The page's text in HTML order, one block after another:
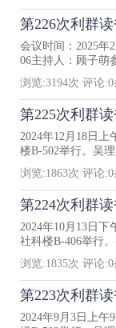
第226次利群
会议时间：2025年
06主持人：顾子萌
浏览:3194次 评论:0
第225次利群
2024年12月18日上
楼B-502举行。吴
浏览:1863次 评论:0
第224次利群
2024年10月13日下
社科楼B-406举行
浏览:1835次 评论:0
第223次利群
2024年9月3日上午